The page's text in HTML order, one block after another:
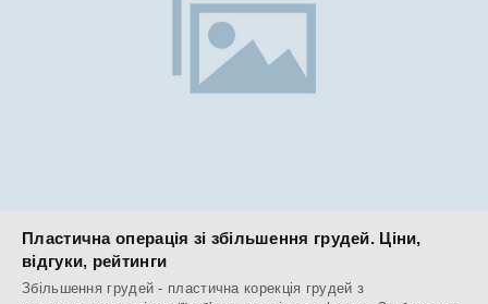
Пластична операція зі збільшення грудей. Ціни,
відгуки, рейтинги
Збільшення грудей - пластична корекція грудей з